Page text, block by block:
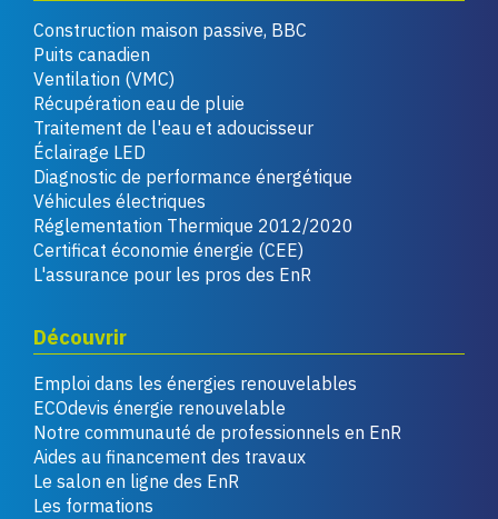
Construction maison passive, BBC
Puits canadien
Ventilation (VMC)
Récupération eau de pluie
Traitement de l'eau et adoucisseur
Éclairage LED
Diagnostic de performance énergétique
Véhicules électriques
Réglementation Thermique 2012/2020
Certificat économie énergie (CEE)
L'assurance pour les pros des EnR
Découvrir
Emploi dans les énergies renouvelables
ECOdevis énergie renouvelable
Notre communauté de professionnels en EnR
Aides au financement des travaux
Le salon en ligne des EnR
Les formations